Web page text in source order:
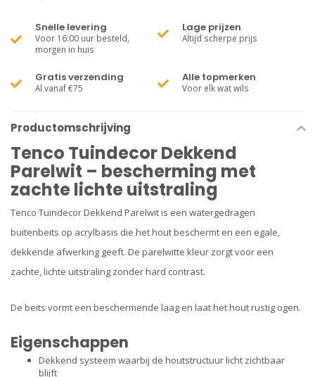
Snelle levering
Voor 16:00 uur besteld,
morgen in huis
Lage prijzen
Altijd scherpe prijs
Gratis verzending
Al vanaf €75
Alle topmerken
Voor elk wat wils
Productomschrijving
Tenco Tuindecor Dekkend
Parelwit – bescherming met
zachte lichte uitstraling
Tenco Tuindecor Dekkend Parelwit is een watergedragen
buitenbeits op acrylbasis die het hout beschermt en een egale,
dekkende afwerking geeft. De parelwitte kleur zorgt voor een
zachte, lichte uitstraling zonder hard contrast.
De beits vormt een beschermende laag en laat het hout rustig ogen.
Eigenschappen
Dekkend systeem waarbij de houtstructuur licht zichtbaar
blijft